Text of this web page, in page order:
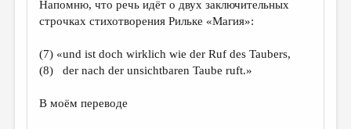
Напомню, что речь идёт о двух заключительных
строчках стихотворения Рильке «Магия»:
(7) «und ist doch wirklich wie der Ruf des Taubers,
(8) der nach der unsichtbaren Taube ruft.»
В моём переводе